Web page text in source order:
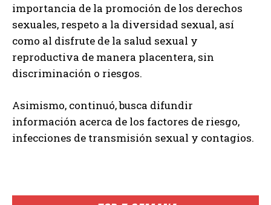
importancia de la promoción de los derechos
sexuales, respeto a la diversidad sexual, así
como al disfrute de la salud sexual y
reproductiva de manera placentera, sin
discriminación o riesgos.
Asimismo, continuó, busca difundir
información acerca de los factores de riesgo,
infecciones de transmisión sexual y contagios.